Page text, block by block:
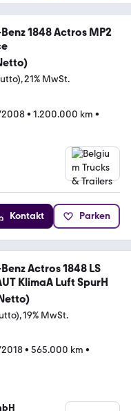
1848 Actros MP2
21% MwSt.
2008• 1.200.000 km •
Kontakt Parken
Actros 1848 LS
KlimaA Luft SpurH
19% MwSt.
• 565.000 km •